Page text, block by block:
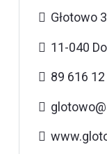
Głotowo
11-040
89 616 12